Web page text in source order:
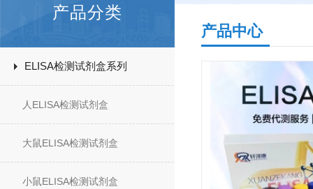
产品分类
ELISA检测试剂盒系列
人ELISA检测试剂盒
大鼠ELISA检测试剂盒
小鼠ELISA检测试剂盒
产品中心